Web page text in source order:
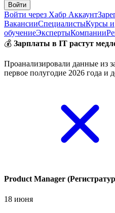
Войти
Войти через Хабр Аккаунт
ВакансииСпециалистыКурсы и
обучениеЭкспертыКомпании
💰 Зарплаты в IT растут
Проанализировали данные из
первое полугодие 2026 года и
Product Manager
18 июня